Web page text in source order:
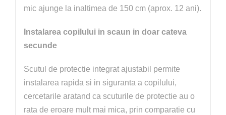
mic ajunge la inaltimea de 150 cm (aprox. 12 ani).
Instalarea copilului in scaun in doar cateva
secunde
Scutul de protectie integrat ajustabil permite
instalarea rapida si in siguranta a copilului,
cercetarile aratand ca scuturile de protectie au o
rata de eroare mult mai mica, prin comparatie cu